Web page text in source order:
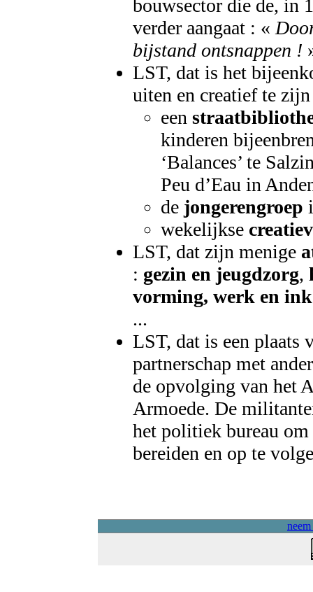
bouwsector die de, in
verder aangaat : «
bijstand ontsnappen !
LST, dat is het
uiten en creatief te
een
kinderen
‘Balances’ te
Peu d’Eau in
de jongerengroep
wekelijkse
LST, dat zijn menige
: gezin en jeugdzorg,
vorming, werk en
...
LST, dat is een plaats
partnerschap met
de opvolging van het
Armoede. De
het politiek bureau om
bereiden en op te